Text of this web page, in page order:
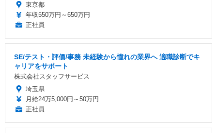
東京都
年収550万円～650万円
正社員
SE/テスト・評価/事務 未経験から憧れの業界へ 適職診断でキ
ャリアをサポート
株式会社スタッフサービス
埼玉県
月給24万5,000円～50万円
正社員